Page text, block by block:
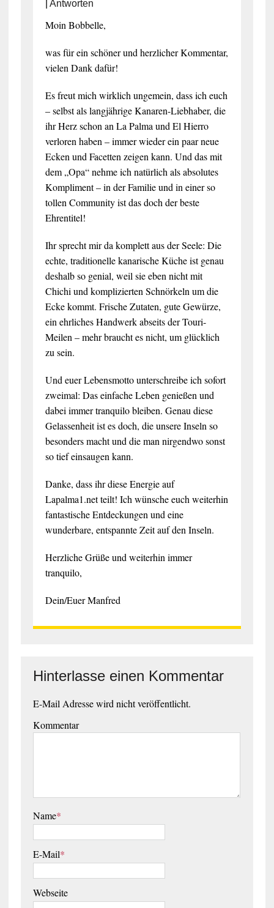
Antworten
Moin Bobbelle,
was für ein schöner und herzlicher Kommentar,
vielen Dank dafür!
Es freut mich wirklich ungemein, dass ich euch
– selbst als langjährige Kanaren-Liebhaber, die
ihr Herz schon an La Palma und El Hierro
verloren haben – immer wieder ein paar neue
Ecken und Facetten zeigen kann. Und das mit
dem „Opa“ nehme ich natürlich als absolutes
Kompliment – in der Familie und in einer so
tollen Community ist das doch der beste
Ehrentitel!
Ihr sprecht mir da komplett aus der Seele: Die
echte, traditionelle kanarische Küche ist genau
deshalb so genial, weil sie eben nicht mit
Chichi und komplizierten Schnörkeln um die
Ecke kommt. Frische Zutaten, gute Gewürze,
ein ehrliches Handwerk abseits der Touri-
Meilen – mehr braucht es nicht, um glücklich
zu sein.
Und euer Lebensmotto unterschreibe ich sofort
zweimal: Das einfache Leben genießen und
dabei immer tranquilo bleiben. Genau diese
Gelassenheit ist es doch, die unsere Inseln so
besonders macht und die man nirgendwo sonst
so tief einsaugen kann.
Danke, dass ihr diese Energie auf
Lapalma1.net teilt! Ich wünsche euch weiterhin
fantastische Entdeckungen und eine
wunderbare, entspannte Zeit auf den Inseln.
Herzliche Grüße und weiterhin immer
tranquilo,
Dein/Euer Manfred
Hinterlasse einen Kommentar
E-Mail Adresse wird nicht veröffentlicht.
Kommentar
Name*
E-Mail*
Webseite